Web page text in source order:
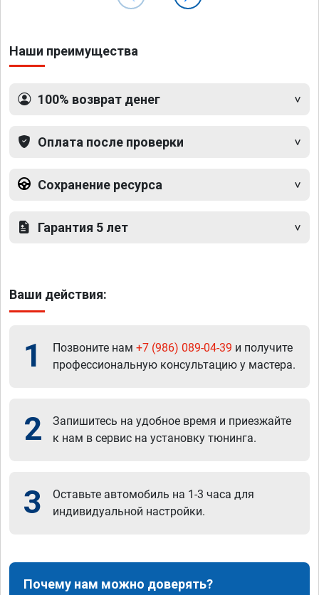
Наши преимущества
100% возврат денег
Оплата после проверки
Сохранение ресурса
Гарантия 5 лет
Ваши действия:
1 Позвоните нам +7 (986) 089-04-39 и получите
профессиональную консультацию у мастера.
2
Запишитесь на удобное время и приезжайте
к нам в сервис на установку тюнинга.
3
Оставьте автомобиль на 1-3 часа для
индивидуальной настройки.
Почему нам можно доверять?